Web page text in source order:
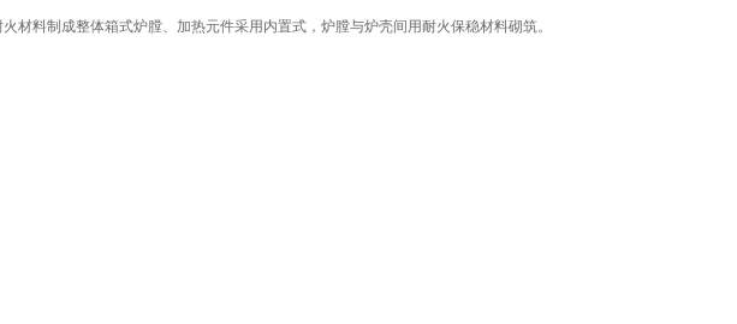
材料制成整体箱式炉膛、加热元件采用内置式，炉膛与炉壳间用耐火保稳材料砌筑。